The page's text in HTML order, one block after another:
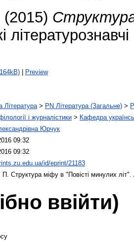
(2015)
| Preview
Література> PN Література (Загальне) >
і журналістики > Кафедра
Юрчук
09:32
09:32
id/eprint/21183
П. Структура міфу в "Повісті минулих літ".
ввійти)